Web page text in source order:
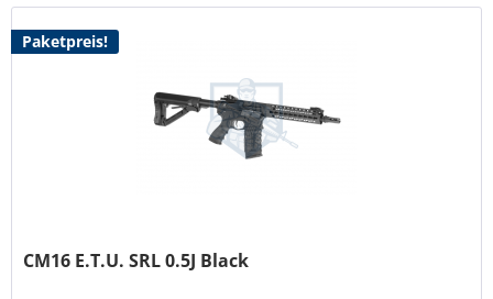
Paketpreis!
CM16 E.T.U. SRL 0.5J Black